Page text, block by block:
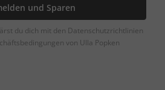
und Sparen
du dich mit den Datenschutzrichtlinien
von Ulla Popken